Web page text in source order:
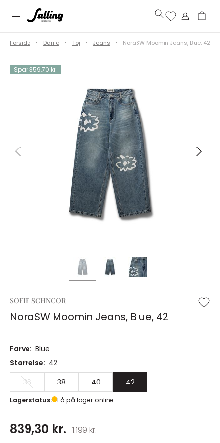
Forside Dame Tøj Jeans NoraSW Moomin Jeans, Blue, 42
Spar 359,70 kr.
SOFIE SCHNOOR
NoraSW Moomin Jeans, Blue, 42
Farve: Blue
Størrelse: 42
36
38 40 42
Lagerstatus: Få på lager online
839,30 kr. 1.199 kr.